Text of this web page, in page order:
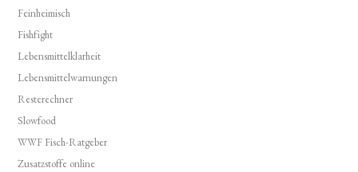
Feinheimisch
Fishfight
Lebensmittelklarheit
Lebensmittelwarnungen
Resterechner
Slowfood
WWF Fisch-Ratgeber
Zusatzstoffe online